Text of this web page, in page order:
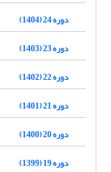
دوره 24 (1404)
دوره 23 (1403)
دوره 22 (1402)
دوره 21 (1401)
دوره 20 (1400)
دوره 19 (1399)